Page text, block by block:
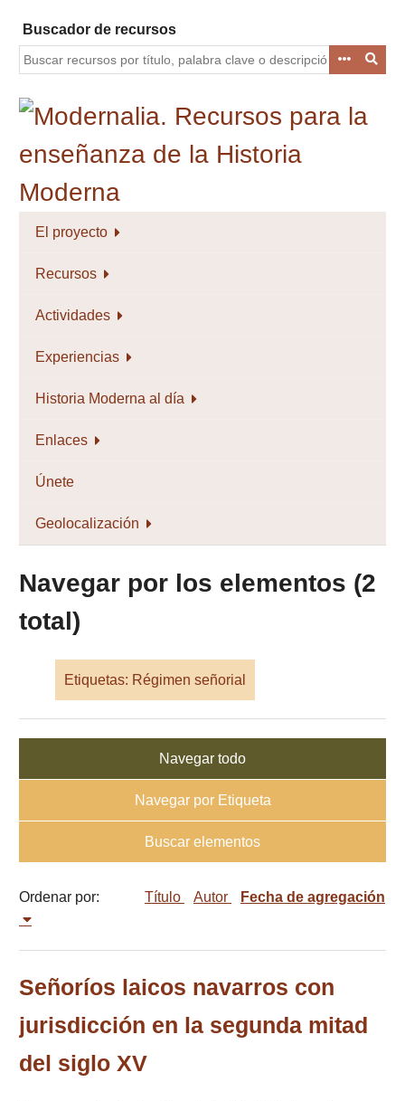
contenido
principal
Buscador de recursos
El proyecto
Recursos
Actividades
Experiencias
Historia Moderna al día
Enlaces
Únete
Geolocalización
Navegar por los elementos (2
total)
Etiquetas: Régimen señorial
Navegar todo
Navegar por Etiqueta
Buscar elementos
Ordenar por: Título Autor Fecha de agregación
Señoríos laicos navarros con
jurisdicción en la segunda mitad
del siglo XV